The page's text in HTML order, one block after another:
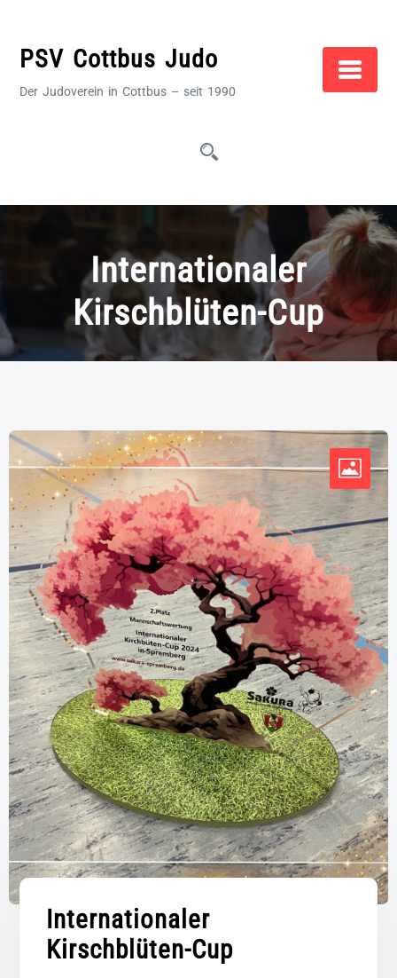
springenPSV Cottbus Judo
Der Judoverein in Cottbus – seit 1990
Internationaler
Kirschblüten-Cup
Internationaler
Kirschblüten-Cup